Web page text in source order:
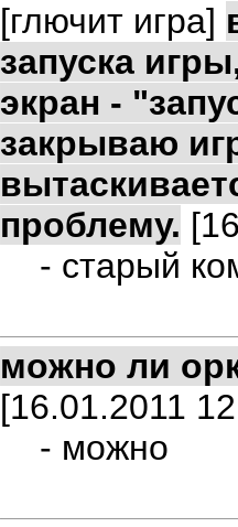
[глючит игра]
запуска
экран -
закрываю
проблему.
- старый
можно ли
[16.01.2011
- можно